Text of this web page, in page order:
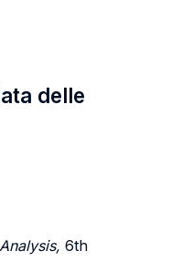
delle
6th